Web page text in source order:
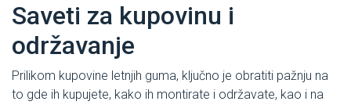
Saveti za kupovinu i
održavanje
Prilikom kupovine letnjih guma, ključno je obratiti pažnju na
to gde ih kupujete, kako ih montirate i održavate, kao i na